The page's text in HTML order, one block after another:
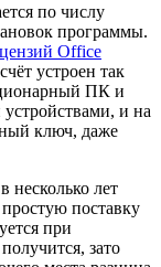
по числу
программы.
Office
устроен так
ПК и
и на
ключ, даже
несколько лет
простую поставку
при
зато